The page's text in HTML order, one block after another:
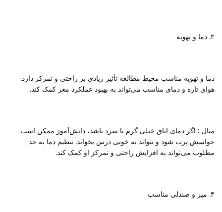
۳. دما و تهویه
دما و تهویه مناسب محیط مطالعه تأثیر زیادی بر راحتی و تمرکز دارد.
هوای تازه و دمای مناسب می‌تواند به بهبود عملکرد مغز کمک کند.
مثال : اگر دمای اتاق خیلی گرم یا سرد باشد، دانش‌آموز ممکن است
حواسش پرت شود و نتواند به خوبی درس بخواند. تنظیم دما به حد
مطلوب می‌تواند به افزایش راحتی و تمرکز او کمک کند.
۴. میز و صندلی مناسب